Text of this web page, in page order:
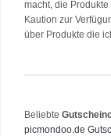
macht, die
Kaution zur
über Produkte die
Beliebte
picmondoo.de